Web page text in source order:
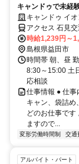
キャンドゥで未経
接客好きの方にオ
キャンドゥ イ
アクセス 石見
時給1,239円～
島根県益田市
時間帯 朝、昼
8:30～15:00 土
応相談
仕事情報 ● 仕事
キャン、袋詰め
どのお仕事です
ますので...
変形労働時間制 交通
アルバイト・パート